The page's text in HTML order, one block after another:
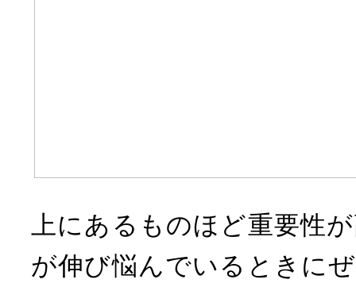
上にあるものほど重要性
が伸び悩んでいるときに